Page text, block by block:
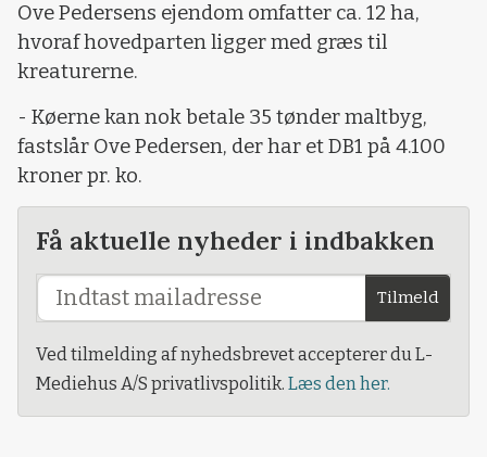
Ove Pedersens ejendom omfatter ca. 12 ha,
hvoraf hovedparten ligger med græs til
kreaturerne.
- Køerne kan nok betale 35 tønder maltbyg,
fastslår Ove Pedersen, der har et DB1 på 4.100
kroner pr. ko.
Få aktuelle nyheder i indbakken
Tilmeld
Ved tilmelding af nyhedsbrevet accepterer du L-
Mediehus A/S privatlivspolitik. Læs den her.